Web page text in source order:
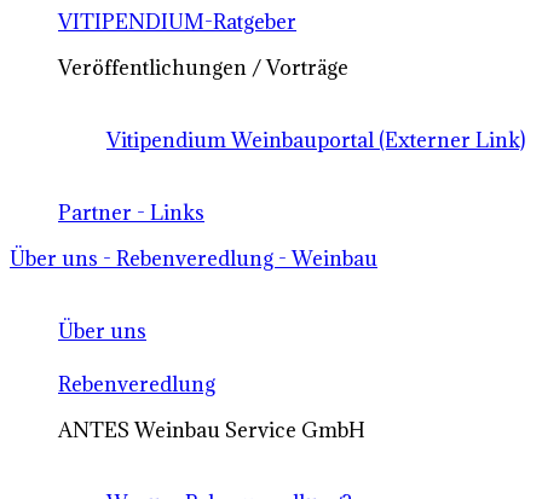
VITIPENDIUM-Ratgeber
Veröffentlichungen / Vorträge
Vitipendium Weinbauportal (Externer Link)
Partner - Links
Über uns - Rebenveredlung - Weinbau
Über uns
Rebenveredlung
ANTES Weinbau Service GmbH